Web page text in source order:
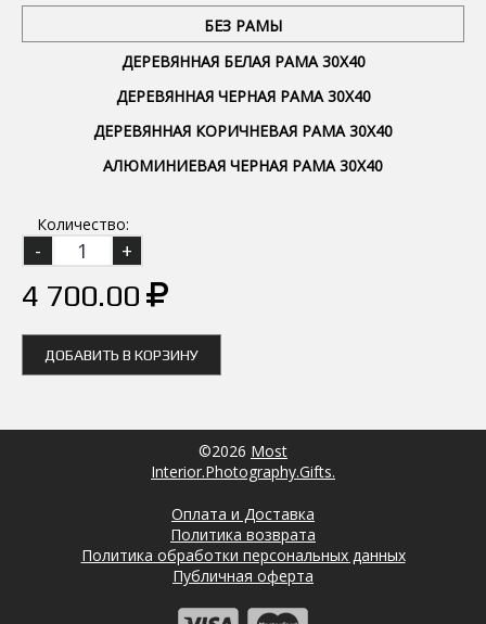
БЕЗ РАМЫ
ДЕРЕВЯННАЯ БЕЛАЯ РАМА 30Х40
ДЕРЕВЯННАЯ ЧЕРНАЯ РАМА 30Х40
ДЕРЕВЯННАЯ КОРИЧНЕВАЯ РАМА 30Х40
АЛЮМИНИЕВАЯ ЧЕРНАЯ РАМА 30Х40
Количество:
4 700.00
ДОБАВИТЬ В КОРЗИНУ
©2026 Most
Interior.Photography.Gifts.
Оплата и Доставка
Политика возврата
Политика обработки персональных данных
Публичная оферта